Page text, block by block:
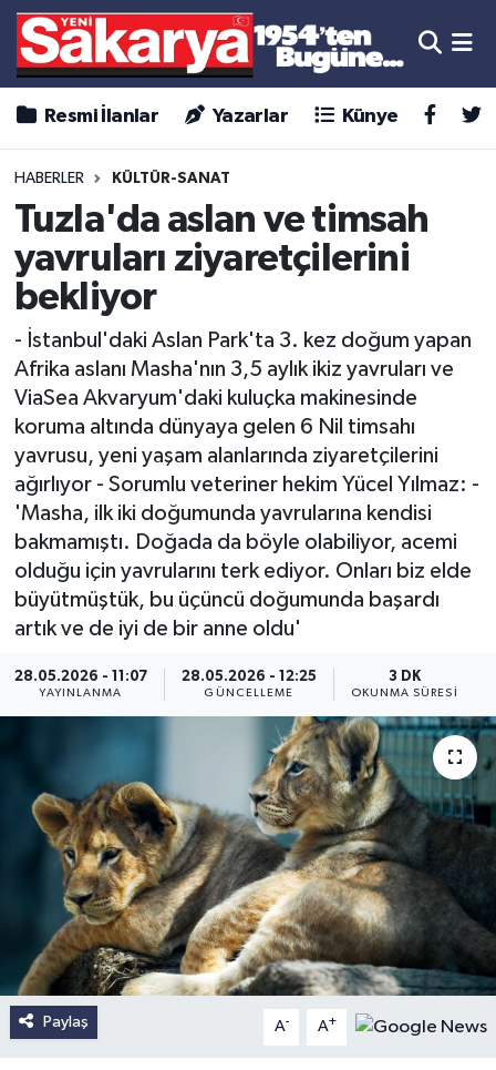
Resmi İlanlar Yazarlar Künye
HABERLER KÜLTÜR-SANAT
Tuzla'da aslan ve timsah
yavruları ziyaretçilerini
bekliyor
- İstanbul'daki Aslan Park'ta 3. kez doğum yapan
Afrika aslanı Masha'nın 3,5 aylık ikiz yavruları ve
ViaSea Akvaryum'daki kuluçka makinesinde
koruma altında dünyaya gelen 6 Nil timsahı
yavrusu, yeni yaşam alanlarında ziyaretçilerini
ağırlıyor - Sorumlu veteriner hekim Yücel Yılmaz: -
'Masha, ilk iki doğumunda yavrularına kendisi
bakmamıştı. Doğada da böyle olabiliyor, acemi
olduğu için yavrularını terk ediyor. Onları biz elde
büyütmüştük, bu üçüncü doğumunda başardı
artık ve de iyi de bir anne oldu'
28.05.2026 - 11:07
YAYINLANMA
28.05.2026 - 12:25
GÜNCELLEME
3 DK
OKUNMA SÜRESI
Paylaş A- A+